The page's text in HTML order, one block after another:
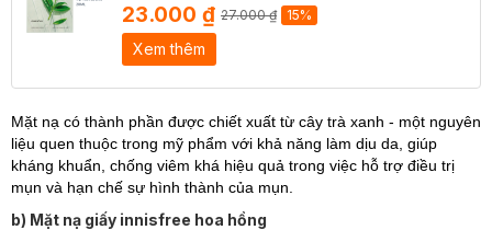
23.000 ₫ 27.000 ₫ 15%
Xem thêm
Mặt nạ có thành phần được chiết xuất từ cây trà xanh - một nguyên
liệu quen thuộc trong mỹ phẩm với khả năng làm dịu da, giúp
kháng khuẩn, chống viêm khá hiệu quả trong việc hỗ trợ điều trị
mụn và hạn chế sự hình thành của mụn.
b) Mặt nạ giấy innisfree hoa hồng